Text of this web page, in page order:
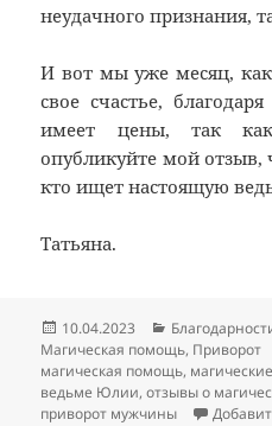
неудачного признания,
И вот мы уже месяц,
свое счастье,
имеет цены, так
опубликуйте мой отзыв,
кто ищет настоящую
Татьяна.
Опубликовано
10.04.2023 Рубрики
Магическая помощь, Приворот
магическая помощь,
ведьме Юлии,отзывы о
приворот мужчины